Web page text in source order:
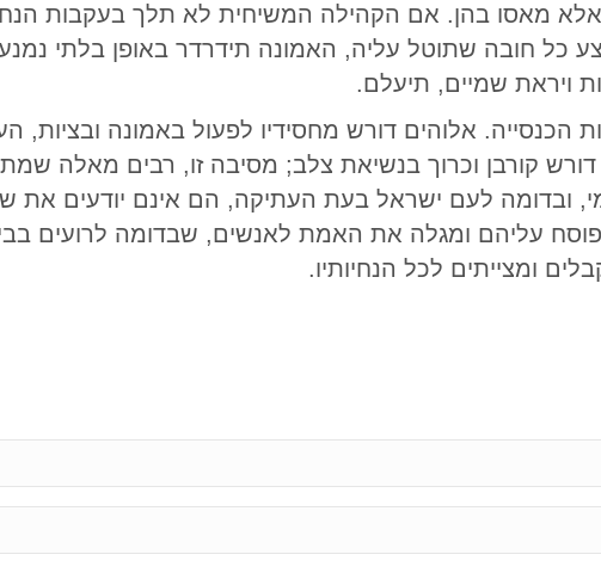
אלא מאסו בהן. אם הקהילה המשיחית לא תלך בעקבות
כל חובה שתוטל עליה, האמונה תידרדר באופן בלתי
ויראת שמיים, תיעלם.
הכנסייה. אלוהים דורש מחסידיו לפעול באמונה ובציות,
דורש קורבן וכרוך בנשיאת צלב; מסיבה זו, רבים מאלה
עליהם ומגלה את האמת לאנשים, שבדומה לרועים
ומצייתים לכל הנחיותיו.